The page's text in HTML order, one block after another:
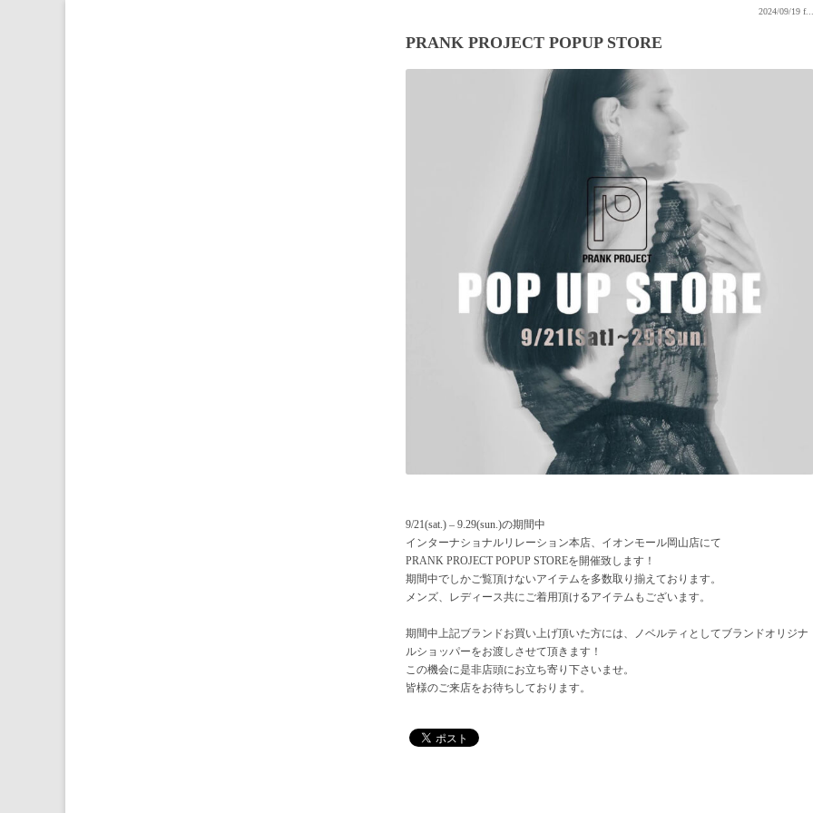
2024/09/19 f...
PRANK PROJECT POPUP STORE
9/21(sat.) – 9.29(sun.)の期間中
インターナショナルリレーション本店、イオンモール岡山店にて
PRANK PROJECT POPUP STOREを開催致します！
期間中でしかご覧頂けないアイテムを多数取り揃えております。
メンズ、レディース共にご着用頂けるアイテムもございます。
期間中上記ブランドお買い上げ頂いた方には、ノベルティとしてブランドオリジナ
ルショッパーをお渡しさせて頂きます！
この機会に是非店頭にお立ち寄り下さいませ。
皆様のご来店をお待ちしております。